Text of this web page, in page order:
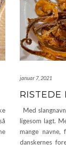
januar 7, 2021
RISTEDE
Med
ligesom lagt.
mange
danskernes